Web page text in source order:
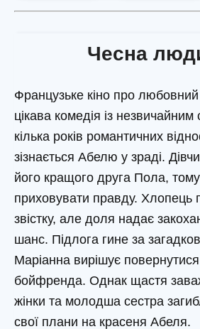
Чесна
Французьке кіно про любовний
цікава комедія із
кілька років романтичних
зізнається Абелю у зраді.
його кращого друга Пола,
приховувати правду. Хлопець
звістку, але доля надає
шанс. Підлога гине за
Маріанна вирішує
бойфренда. Однак щастя
жінки та молодша сестра
свої плани на красеня Абеля.